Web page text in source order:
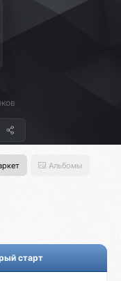
Альбомы
старт